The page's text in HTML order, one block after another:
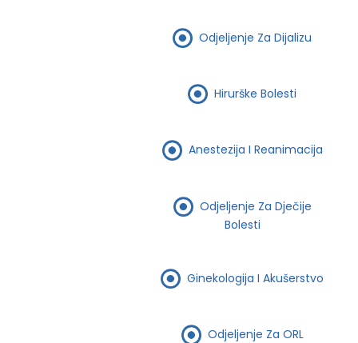
Odjeljenje Za Dijalizu
Hirurške Bolesti
Anestezija I Reanimacija
Odjeljenje Za Dječije
Bolesti
Ginekologija I Akušerstvo
Odjeljenje Za ORL